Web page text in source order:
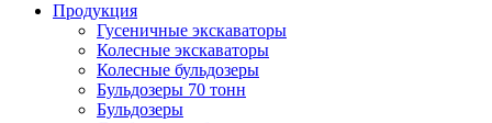
Продукция
Гусеничные экскаваторы
Колесные экскаваторы
Колесные бульдозеры
Бульдозеры 70 тонн
Бульдозеры